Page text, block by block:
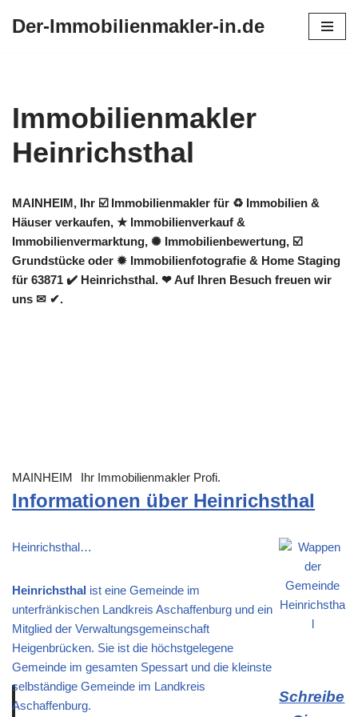
Der-Immobilienmakler-in.de
Immobilienmakler
Heinrichsthal
MAINHEIM, Ihr ☑️ Immobilienmakler für ♻ Immobilien &
Häuser verkaufen, ★ Immobilienverkauf &
Immobilienvermarktung, ✺ Immobilienbewertung, ☑️
Grundstücke oder ✹ Immobilienfotografie & Home Staging
für 63871 ✔️ Heinrichsthal. ❤ Auf Ihren Besuch freuen wir
uns ✉ ✔.
MAINHEIM Ihr Immobilienmakler Profi.
Informationen über Heinrichsthal
Heinrichsthal…
Heinrichsthal ist eine Gemeinde im
unterfränkischen Landkreis Aschaffenburg und ein
Mitglied der Verwaltungsgemeinschaft
Heigenbrücken. Sie ist die höchstgelegene
Gemeinde im gesamten Spessart und die kleinste
selbständige Gemeinde im Landkreis
Aschaffenburg.
Schreibe